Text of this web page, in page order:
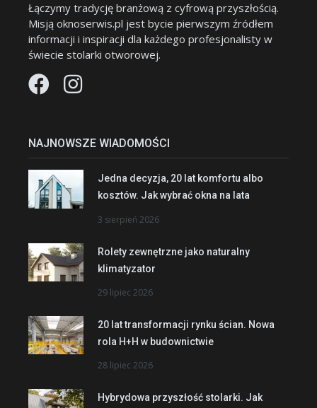
Łączymy tradycję branżową z cyfrową przyszłością.
Misją oknoserwis.pl jest bycie pierwszym źródłem
informacji i inspiracji dla każdego profesjonalisty w
świecie stolarki otworowej.
NAJNOWSZE WIADOMOŚCI
Jedna decyzja, 20 lat komfortu albo
kosztów. Jak wybrać okna na lata
3 sierpień 2026
Rolety zewnętrzne jako naturalny
klimatyzator
29 lipiec 2026
20 lat transformacji rynku ścian. Nowa
rola H+H w budownictwie
28 lipiec 2026
Hybrydowa przyszłość stolarki. Jak